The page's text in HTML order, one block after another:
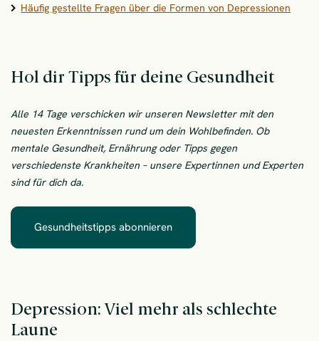
Häufig gestellte Fragen über die Formen von Depressionen
Hol dir Tipps für deine Gesundheit
Alle 14 Tage verschicken wir unseren Newsletter mit den
neuesten Erkenntnissen rund um dein Wohlbefinden. Ob
mentale Gesundheit, Ernährung oder Tipps gegen
verschiedenste Krankheiten – unsere Expertinnen und Experten
sind für dich da.
Gesundheitstipps abonnieren
Depression: Viel mehr als schlechte
Laune